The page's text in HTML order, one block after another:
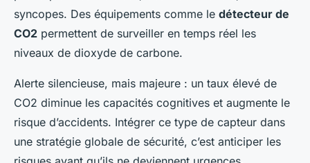
syncopes. Des équipements comme le détecteur de
CO2 permettent de surveiller en temps réel les
niveaux de dioxyde de carbone.
Alerte silencieuse, mais majeure : un taux élevé de
CO2 diminue les capacités cognitives et augmente le
risque d’accidents. Intégrer ce type de capteur dans
une stratégie globale de sécurité, c’est anticiper les